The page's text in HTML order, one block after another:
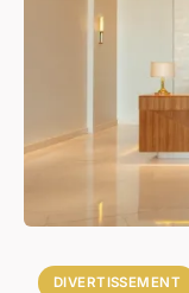
DIVERTISSEMENT